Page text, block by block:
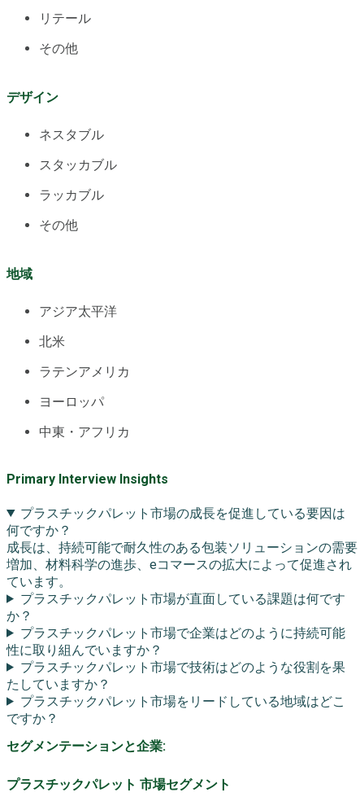
リテール
その他
デザイン
ネスタブル
スタッカブル
ラッカブル
その他
地域
アジア太平洋
北米
ラテンアメリカ
ヨーロッパ
中東・アフリカ
Primary Interview Insights
プラスチックパレット市場の成長を促進している要因は
何ですか？
成長は、持続可能で耐久性のある包装ソリューションの需要
増加、材料科学の進歩、eコマースの拡大によって促進され
ています。
プラスチックパレット市場が直面している課題は何です
か？
プラスチックパレット市場で企業はどのように持続可能
性に取り組んでいますか？
プラスチックパレット市場で技術はどのような役割を果
たしていますか？
プラスチックパレット市場をリードしている地域はどこ
ですか？
セグメンテーションと企業:
プラスチックパレット 市場セグメント